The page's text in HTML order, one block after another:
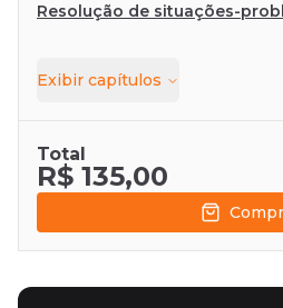
Resolução de situações-
Exibir capítulos
Total
R$ 135,00